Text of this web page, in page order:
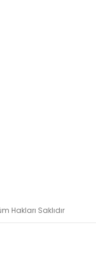
Hakları Saklıdır